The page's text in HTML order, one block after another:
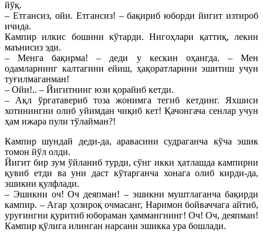
йўқ.
– Етгансиз, ойи. Етгансиз! – бақириб юборди йигит изтироб
ичида.
Кампир илкис бошини кўтарди. Нигоҳлари қаттиқ, лекин
маънисиз эди.
– Менга бақирма! – деди у кескин оҳангда. – Мен
одамларнинг калтагини ейиш, ҳақоратларини эшитиш учун
туғилмаганман!
– Ойи!.. – Йигитнинг юзи қорайиб кетди.
– Ақл ўргатавериб тоза жонимга тегиб кетдинг. Яхшиси
хотинингни олиб уйимдан чиқиб кет! Қачонгача сенлар учун
ҳам ижара пули тўлайман?!
Кампир шундай деди-да, аравасини судраганча кўча эшик
томон йўл олди.
Йигит бир зум ўйланиб турди, сўнг икки ҳатлашда кампирни
қувиб етди ва уни даст кўтарганча хонага олиб кирди-да,
эшикни қулфлади.
– Эшикни оч! Оч деяпман! – эшикни муштлаганча бақирди
кампир. – Агар ҳозироқ очмасанг, Наримон бойваччага айтиб,
уруғингни қуритиб юбораман ҳаммангнинг! Оч! Оч, деяпман!
Кампир қўлига илинган нарсани эшикка ура бошлади.